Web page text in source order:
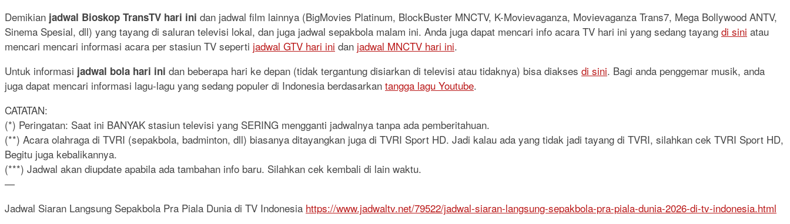
Demikian jadwal Bioskop TransTV hari ini dan jadwal film lainnya (BigMovies Platinum, BlockBuster MNCTV, K-Movievaganza, Movievaganza Trans7, Mega Bollywood ANTV,
Sinema Spesial, dll) yang tayang di saluran televisi lokal, dan juga jadwal sepakbola malam ini. Anda juga dapat mencari info acara TV hari ini yang sedang tayang di sini atau
mencari mencari informasi acara per stasiun TV seperti jadwal GTV hari ini dan jadwal MNCTV hari ini.
Untuk informasi jadwal bola hari ini dan beberapa hari ke depan (tidak tergantung disiarkan di televisi atau tidaknya) bisa diakses di sini. Bagi anda penggemar musik, anda
juga dapat mencari informasi lagu-lagu yang sedang populer di Indonesia berdasarkan tangga lagu Youtube.
CATATAN:
(*) Peringatan: Saat ini BANYAK stasiun televisi yang SERING mengganti jadwalnya tanpa ada pemberitahuan.
(**) Acara olahraga di TVRI (sepakbola, badminton, dll) biasanya ditayangkan juga di TVRI Sport HD. Jadi kalau ada yang tidak jadi tayang di TVRI, silahkan cek TVRI Sport HD,
Begitu juga kebalikannya.
(***) Jadwal akan diupdate apabila ada tambahan info baru. Silahkan cek kembali di lain waktu.
—
Jadwal Siaran Langsung Sepakbola Pra Piala Dunia di TV Indonesia https://www.jadwaltv.net/79522/jadwal-siaran-langsung-sepakbola-pra-piala-dunia-2026-di-tv-indonesia.html